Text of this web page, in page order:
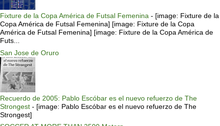
Fixture de la Copa América de Futsal Femenina - [image: Fixture de la
Copa América de Futsal Femenina] [image: Fixture de la Copa
América de Futsal Femenina] [image: Fixture de la Copa América de
Futs...
San Jose de Oruro
Recuerdo de 2005: Pablo Escóbar es el nuevo refuerzo de The
Strongest - [image: Pablo Escóbar es el nuevo refuerzo de The
Strongest]